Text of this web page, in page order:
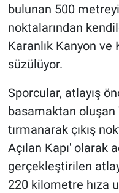
bulunan 500
noktalarından
Karanlık Kanyon
süzülüyor.
Sporcular, atlayış
basamaktan
tırmanarak çıkış
Açılan Kapı' olarak
gerçekleştirilen
220 kilometre hıza